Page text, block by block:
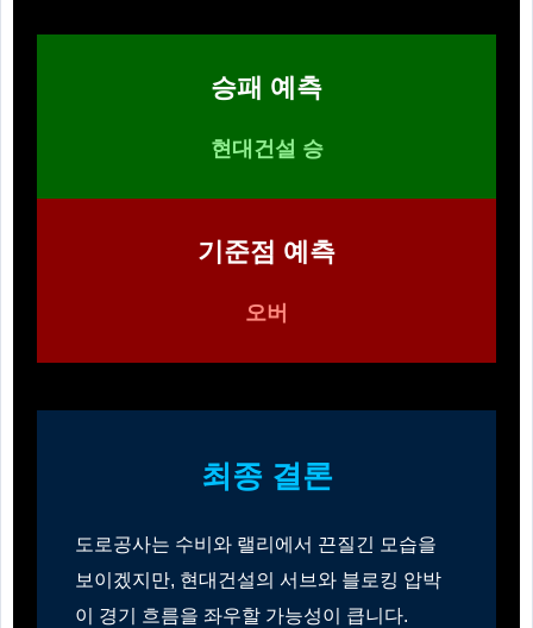
승패 예측
현대건설 승
기준점 예측
오버
최종 결론
도로공사는 수비와 랠리에서 끈질긴 모습을
보이겠지만, 현대건설의 서브와 블로킹 압박
이 경기 흐름을 좌우할 가능성이 큽니다.